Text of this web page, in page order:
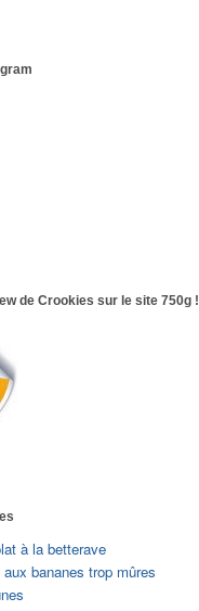
de Crookies sur le site 750g !
à la betterave
bananes trop mûres